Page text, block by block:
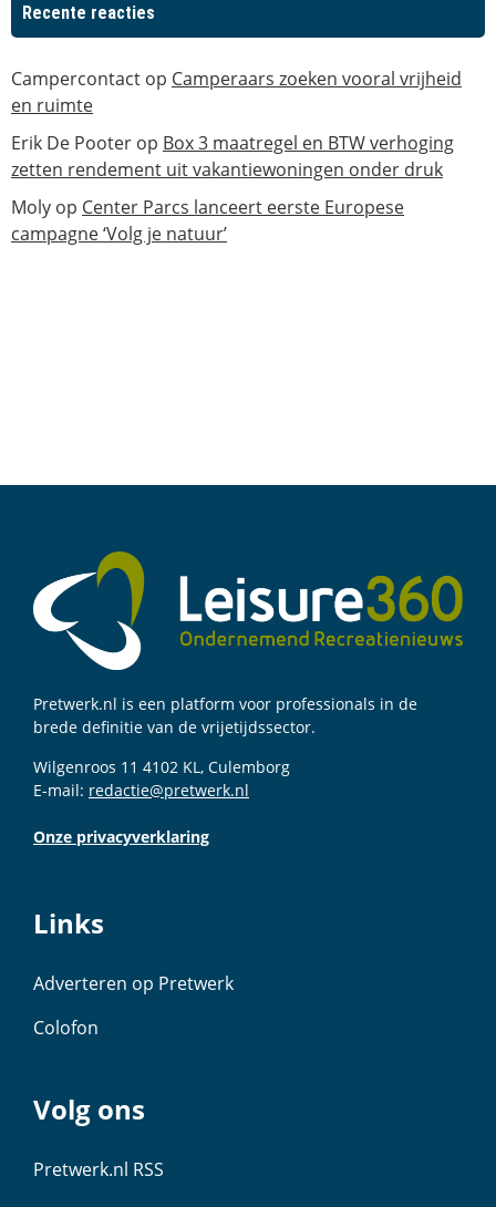
Recente reacties
Campercontact op Camperaars zoeken vooral vrijheid
en ruimte
Erik De Pooter op Box 3 maatregel en BTW verhoging
zetten rendement uit vakantiewoningen onder druk
Moly op Center Parcs lanceert eerste Europese
campagne ‘Volg je natuur’
Pretwerk.nl is een platform voor professionals in de
brede definitie van de vrijetijdssector.
Wilgenroos 11 4102 KL, Culemborg
E-mail: redactie@pretwerk.nl
Onze privacyverklaring
Links
Adverteren op Pretwerk
Colofon
Volg ons
Pretwerk.nl RSS